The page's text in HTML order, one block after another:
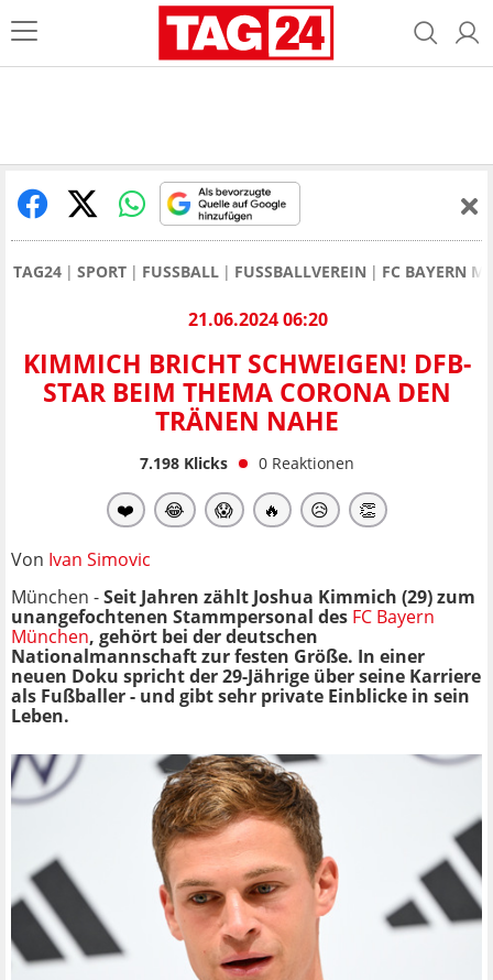
TAG24 SPORT FUSSBALL FUSSBALLVEREIN FC BAYERN
21.06.2024 06:20
KIMMICH BRICHT SCHWEIGEN! DFB-
STAR BEIM THEMA CORONA DEN
TRÄNEN NAHE
7.198Klicks 0 Reaktionen
❤️ 😂 😱 🔥 😥 👏
Von Ivan Simovic
München -Seit Jahren zählt Joshua Kimmich (29) zum
unangefochtenen Stammpersonal des FC Bayern
München, gehört bei der deutschen
Nationalmannschaft zur festen Größe. In einer
neuen Doku spricht der 29-Jährige über seine Karriere
als Fußballer - und gibt sehr private Einblicke in sein
Leben.